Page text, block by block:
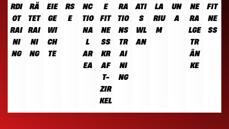
RDI
OT
RAI
NI
NG
RÄ
TET
RAI
NI
NG
EIE
GE
WI
CH
TE
RS
E
NC
TIO
NA
L
AR
EA
E
FIT
NE
SS
KR
AF
T-
ZIR
KEL
RA
TIO
NS
TR
AI
NI
NG
ATI
S
WL
AN
LA
RIU
M
UN
A
NE
RA
LGE
TR
ÄN
KE
FIT
NE
SS